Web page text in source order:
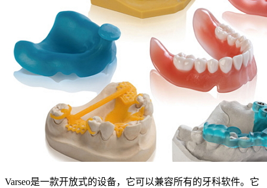
Varseo是一款开放式的设备，它可以兼容所有的牙科软件。它